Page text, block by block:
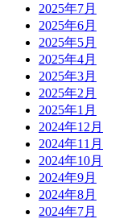
2025年7月
2025年6月
2025年5月
2025年4月
2025年3月
2025年2月
2025年1月
2024年12月
2024年11月
2024年10月
2024年9月
2024年8月
2024年7月